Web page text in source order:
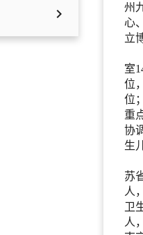

州
心
立
室
位
位
重
协
生
苏
人
卫
人